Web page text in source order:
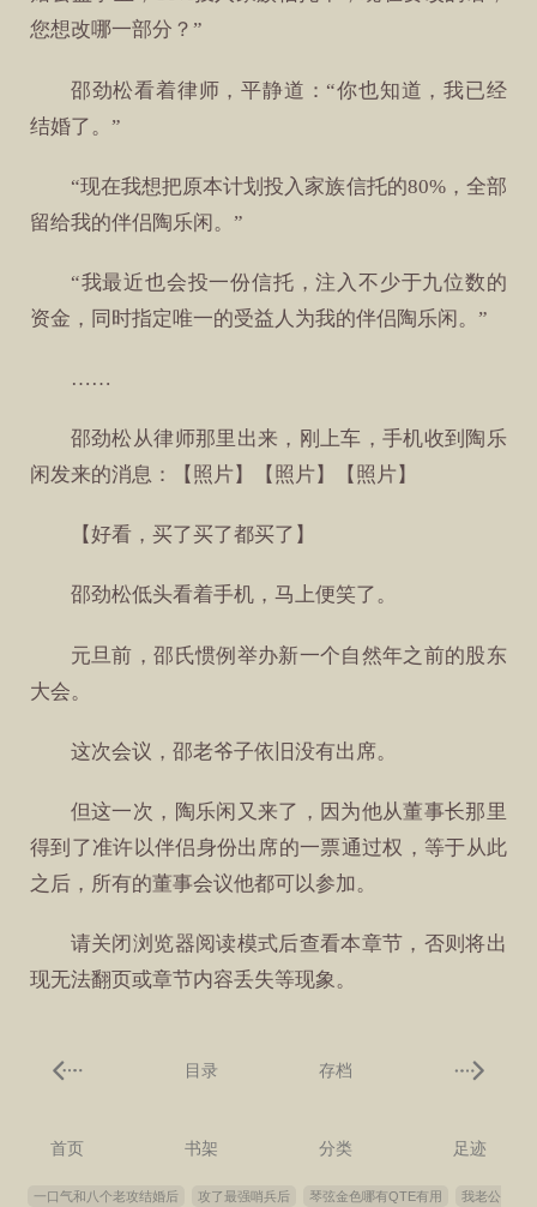
您想改哪一部分？”
邵劲松看着律师，平静道：“你也知道，我已经
结婚了。”
“现在我想把原本计划投入家族信托的80%，全部
留给我的伴侣陶乐闲。”
“我最近也会投一份信托，注入不少于九位数的
资金，同时指定唯一的受益人为我的伴侣陶乐闲。”
……
邵劲松从律师那里出来，刚上车，手机收到陶乐
闲发来的消息：【照片】【照片】【照片】
【好看，买了买了都买了】
邵劲松低头看着手机，马上便笑了。
元旦前，邵氏惯例举办新一个自然年之前的股东
大会。
这次会议，邵老爷子依旧没有出席。
但这一次，陶乐闲又来了，因为他从董事长那里
得到了准许以伴侣身份出席的一票通过权，等于从此
之后，所有的董事会议他都可以参加。
请关闭浏览器阅读模式后查看本章节，否则将出
现无法翻页或章节内容丢失等现象。
目录 存档
首页 书架 分类 足迹
一口气和八个老攻结婚后 攻了最强哨兵后 琴弦金色哪有QTE有用 我老公